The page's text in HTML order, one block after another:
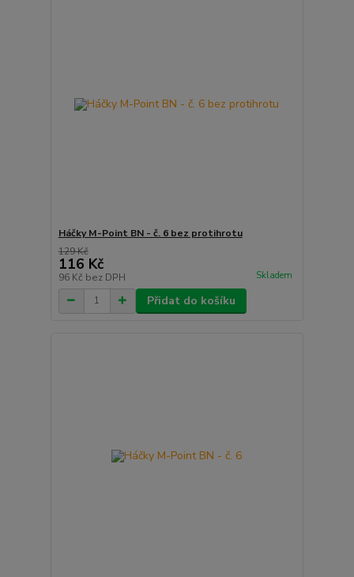
Háčky M-Point BN - č. 6 bez protihrotu
129 Kč
116 Kč
96 Kč bez DPH Skladem
Přidat do košíku